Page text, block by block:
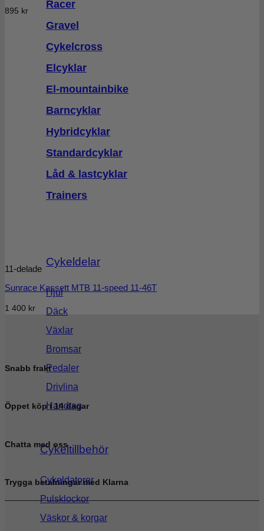
Racer
Gravel
Cykelcross
Elcyklar
El-mountainbike
Barncyklar
Hybridcyklar
Standardcyklar
Låd & lastcyklar
Trainers
Cykeldelar
Hjul
Däck
Växlar
Bromsar
Pedaler
Drivlina
Handtag
Cykeltillbehör
Cykeldatorer
Pulsklockor
Väskor & korgar
895 kr
11-delade
Sunrace Kassett MTB 11-speed 11-46T
1 400 kr
Snabb frakt
Öppet köp i 14 dagar
Chatta med oss
Trygga betalningar med Klarna